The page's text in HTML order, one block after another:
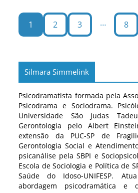
1 2 3 … 8
Silmara Simmelink
Psicodramatista formada pela
Psicodrama e Sociodrama.
Universidade São Judas
Gerontologia pelo Albert
extensão da PUC-SP de
Gerontologia Social e
psicanálise pela SBPI e
Escola de Sociologia e Política de
Saúde do Idoso-UNIFESP.
abordagem psicodramática e